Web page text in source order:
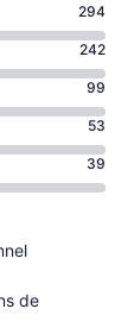
294
242
99
53
39
de